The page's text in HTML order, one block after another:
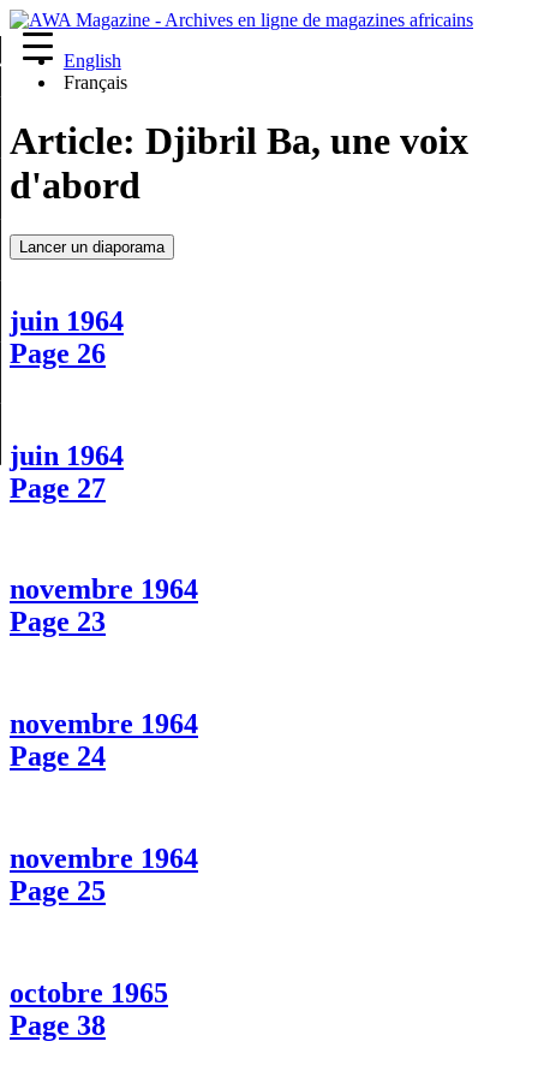
English
Français
Article: Djibril Ba, une voix
d'abord
Lancer un diaporama
juin 1964
Page 26
juin 1964
Page 27
novembre 1964
Page 23
novembre 1964
Page 24
novembre 1964
Page 25
octobre 1965
Page 38